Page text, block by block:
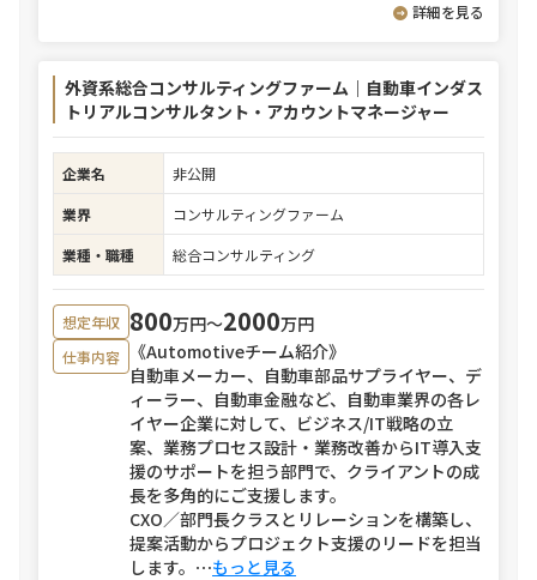
詳細を見る
外資系総合コンサルティングファーム｜自動車インダス
トリアルコンサルタント・アカウントマネージャー
企業名
非公開
業界
コンサルティングファーム
業種・職種
総合コンサルティング
想定年収 800万円〜2000万円
仕事内容
《Automotiveチーム紹介》
自動車メーカー、自動車部品サプライヤー、デ
ィーラー、自動車金融など、自動車業界の各レ
イヤー企業に対して、ビジネス/IT戦略の立
案、業務プロセス設計・業務改善からIT導入支
援のサポートを担う部門で、クライアントの成
長を多角的にご支援します。
CXO／部門長クラスとリレーションを構築し、
提案活動からプロジェクト支援のリードを担当
します。 ⋯もっと見る